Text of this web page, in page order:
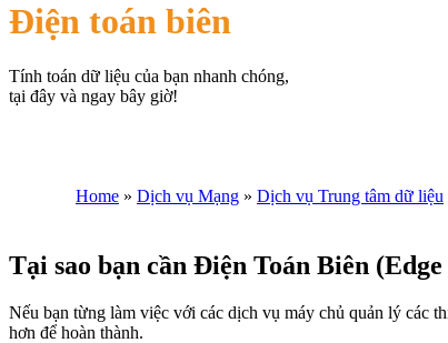
Điện toán biên
Tính toán dữ liệu của bạn nhanh chóng,
tại đây và ngay bây giờ!
Home » Dịch vụ Mạng » Dịch vụ Trung tâm dữ liệu
Tại sao bạn cần Điện Toán Biên
Nếu bạn từng làm việc với các dịch vụ máy chủ quản lý các
hơn để hoàn thành.